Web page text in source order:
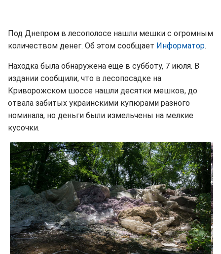
Под Днепром в лесополосе нашли мешки с огромным
количеством денег. Об этом сообщает Информатор.
Находка была обнаружена еще в субботу, 7 июля. В
издании сообщили, что в лесопосадке на
Криворожском шоссе нашли десятки мешков, до
отвала забитых украинскими купюрами разного
номинала, но деньги были измельчены на мелкие
кусочки.